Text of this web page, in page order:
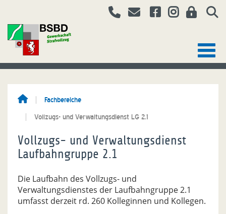
Fachbereiche
Vollzugs- und Verwaltungsdienst LG 2.1
Vollzugs- und Verwaltungsdienst
Laufbahngruppe 2.1
Die Laufbahn des Vollzugs- und
Verwaltungsdienstes der Laufbahngruppe 2.1
umfasst derzeit rd. 260 Kolleginnen und Kollegen.